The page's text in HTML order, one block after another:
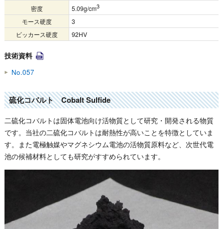
密度
5.09g/cm3
モース硬度
3
ビッカース硬度
92HV
技術資料
No.057
硫化コバルト Cobalt Sulfide
二硫化コバルトは固体電池向け活物質として研究・開発される物質
です。当社の二硫化コバルトは耐熱性が高いことを特徴としていま
す。また電極触媒やマグネシウム電池の活物質原料など、次世代電
池の候補材料としても研究がすすめられています。